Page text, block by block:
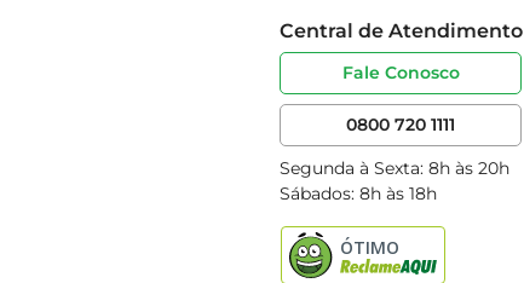
Central de Atendimento
Fale Conosco
0800 720 1111
Segunda à Sexta: 8h às 20h
Sábados: 8h às 18h